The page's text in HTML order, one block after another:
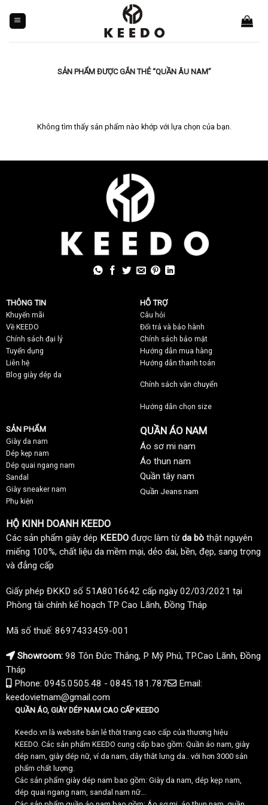
content
SẢN PHẨM ĐƯỢC GẮN THẺ “QUẦN ÂU NAM”
Không tìm thấy sản phẩm nào khớp với lựa chọn của bạn.
THÔNG TIN
Khuyến mãi
Về KEEDO
Chính sách đại lý
Tuyển dụng
Liên hệ
Blog giày dép da
HỖ TRỢ
Câu hỏi
Đổi trả và bảo hành
Chính sách bảo mật
Hướng dẫn mua hàng
Hướng dẫn thanh toán
Chính sách vận chuyển
Hướng dẫn chọn size
SẢN PHẨM
Giày da nam
Dép kẹp nam
Dép quai ngang nam
Sandal
Giày sneaker nam
Phụ kiện
QUẦN ÁO NAM
Áo sơ mi nam
Áo thun nam
Quần tây nam
Quần Jeans nam
HỘ KINH DOANH KEEDO
Các sản phẩm giày dép KEEDO được làm từda bò thật nguyên
miếng 100%, chất liệu da mềm mại, dẻo dai, bền, đẹp, sang trọng
và đẳng cấp
Giấy phép ĐKKD số 51A8016642 cấp ngày 02/03/2021 tại
Phòng tài chính kế hoạch TP Cao Lãnh, Đồng Tháp
Mã số thuế: 8697433459-001
Showroom: 98 Tôn Đức Thắng, P Mỹ Phú, TP.Cao Lãnh, Đồng
Tháp
Phone: 0945.0505.48 - 0845.181.787
Email:
keedovietnam@gmail.com
QUẦN ÁO, GIÀY DÉP NAM CAO CẤP KEEDO
Keedo.vn là website bán lẻ thời trang cao cấp của thương hiệu
KEEDO. Các sản phẩm KEEDO cung cấp bao gồm: Quần áo nam, giày
dép nam, giày dép nữ, ví da nam, dây thắt lưng da.. với hơn 3000 sản
phẩm chất lượng.
Các sản phẩm giày dép nam bao gồm: Giày da nam, dép kẹp nam,
dép quai ngang nam, sandal nam nữ...